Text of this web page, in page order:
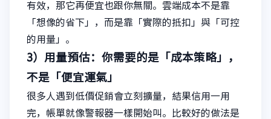
有效，那它再便宜也跟你無關。雲端成本不是靠
「想像的省下」，而是靠「實際的抵扣」與「可控
的用量」。
3）用量預估：你需要的是「成本策略」，
不是「便宜運氣」
很多人遇到低價促銷會立刻擴量，結果信用一用
完，帳單就像警報器一樣開始叫。比較好的做法是